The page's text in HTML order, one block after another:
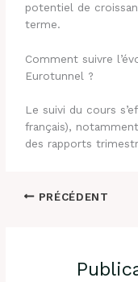
potentiel de
terme.
Comment suivre
Eurotunnel ?
Le suivi du cours
français),
des rapports
PRÉCÉDENT